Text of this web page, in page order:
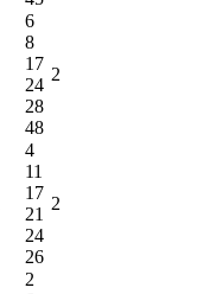
6
8
17
24
28
48
2
4
11
17
21
24
26
2
2